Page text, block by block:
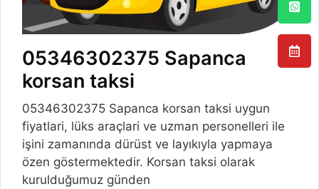
05346302375 Sapanca
korsan taksi
05346302375 Sapanca korsan taksi uygun
fiyatlari, lüks araçlari ve uzman personelleri ile
işini zamanında dürüst ve layıkıyla yapmaya
özen göstermektedir. Korsan taksi olarak
kurulduğumuz günden